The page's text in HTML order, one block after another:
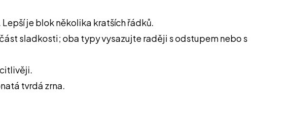
je blok několika kratších řádků.
sladkosti; oba typy vysazujte raději s odstupem nebo s
tvrdá zrna.